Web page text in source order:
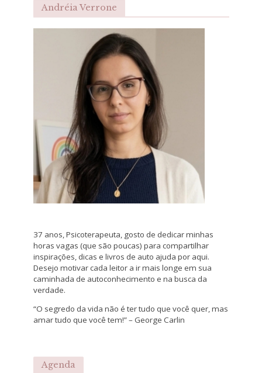
Andréia Verrone
37 anos, Psicoterapeuta, gosto de dedicar minhas
horas vagas (que são poucas) para compartilhar
inspirações, dicas e livros de auto ajuda por aqui.
Desejo motivar cada leitor a ir mais longe em sua
caminhada de autoconhecimento e na busca da
verdade.
“O segredo da vida não é ter tudo que você quer, mas
amar tudo que você tem!” – George Carlin
Agenda